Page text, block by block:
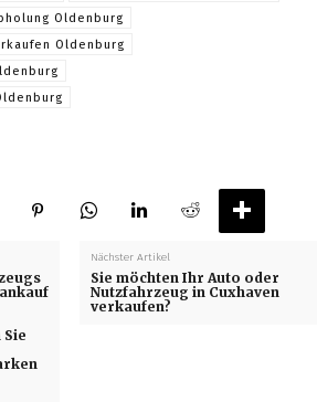
Oldenburg
Oldenburg
Nächster Artikel
Sie möchten Ihr Auto oder
Nutzfahrzeug in Cuxhaven
verkaufen?